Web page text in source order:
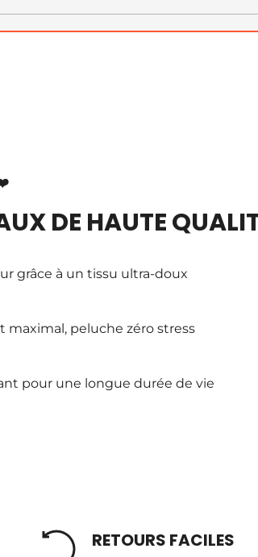
DE HAUTE
grâce à un tissu ultra-doux
maximal, peluche zéro stress
pour une longue durée de vie
RETOURS FACILES